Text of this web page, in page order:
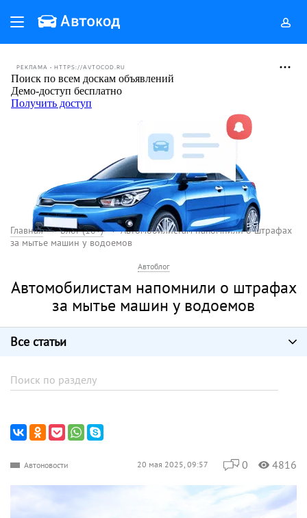
РЕКЛАМА • HTTPS://AVTOCOD.RU
Главная Блог (18+)
Автомобилистам напомнили о штрафах
за мытье машин у водоемов
Автоблог
Автомобилистам напомнили о штрафах
за мытье машин у водоемов
Все статьи
Автоновости 20 мая 2025, 09:57 0 4816